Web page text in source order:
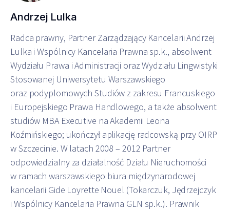
Andrzej Lulka
Radca prawny, Partner Zarządzający Kancelarii Andrzej
Lulka i Wspólnicy Kancelaria Prawna sp.k., absolwent
Wydziału Prawa i Administracji oraz Wydziału Lingwistyki
Stosowanej Uniwersytetu Warszawskiego
oraz podyplomowych Studiów z zakresu Francuskiego
i Europejskiego Prawa Handlowego, a także absolwent
studiów MBA Executive na Akademii Leona
Koźmińskiego; ukończył aplikację radcowską przy OIRP
w Szczecinie. W latach 2008 – 2012 Partner
odpowiedzialny za działalność Działu Nieruchomości
w ramach warszawskiego biura międzynarodowej
kancelarii Gide Loyrette Nouel (Tokarczuk, Jędrzejczyk
i Wspólnicy Kancelaria Prawna GLN sp.k.). Prawnik